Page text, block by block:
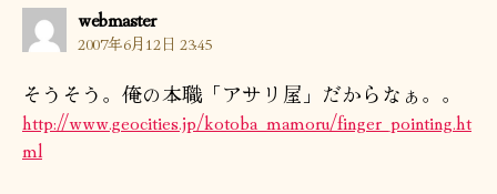
webmasterの
発
言:
2007年6月12日 23:45
そうそう。俺の本職「アサリ屋」だからなぁ。。
http://www.geocities.jp/kotoba_mamoru/finger_pointing.ht
ml